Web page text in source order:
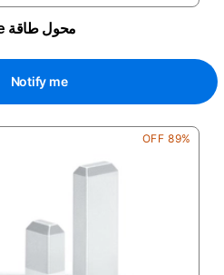
محول طاقة Apple
Notify me
89% OFF